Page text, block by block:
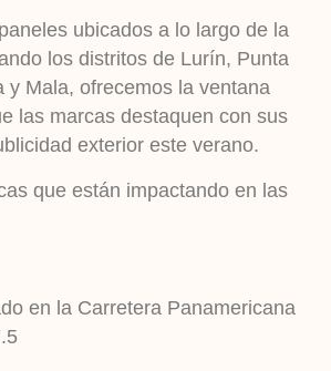
ubicados a lo largo de la
los distritos de Lurín, Punta
y Mala, ofrecemos la ventana
las marcas destaquen con sus
exterior este verano.
que están impactando en las
en la Carretera Panamericana